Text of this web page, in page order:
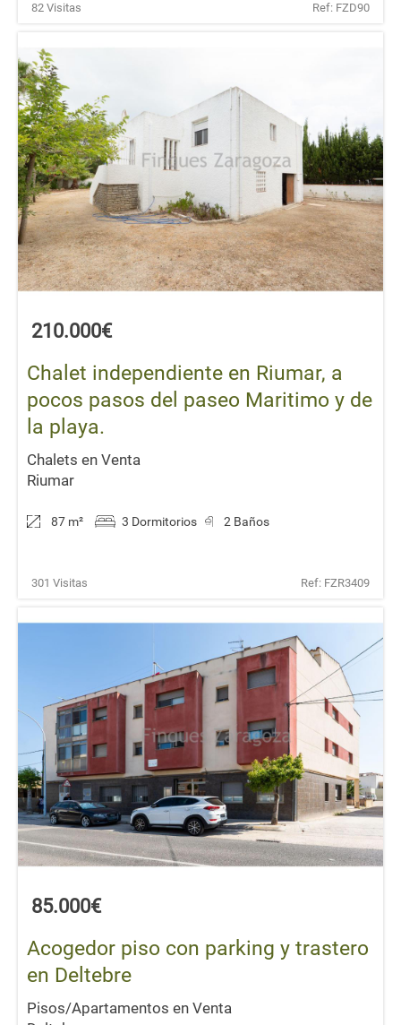
82 Visitas Ref: FZD90
210.000€
Chalet independiente en Riumar, a
pocos pasos del paseo Maritimo y de
la playa.
Chalets en Venta
Riumar
87 m² 3 Dormitorios 2 Baños
301 Visitas Ref: FZR3409
85.000€
Acogedor piso con parking y trastero
en Deltebre
Pisos/Apartamentos en Venta